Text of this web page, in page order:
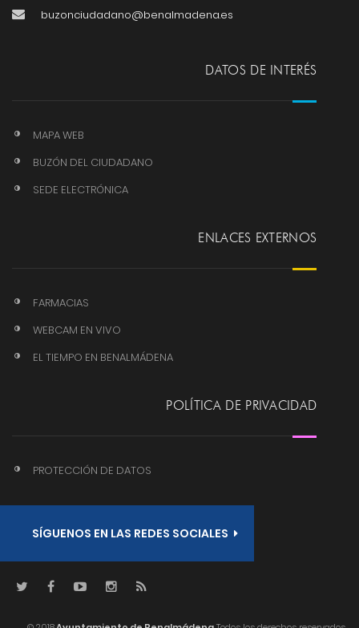
buzonciudadano@benalmadena.es
DATOS DE INTERÉS
MAPA WEB
BUZÓN DEL CIUDADANO
SEDE ELECTRÓNICA
ENLACES EXTERNOS
FARMACIAS
WEBCAM EN VIVO
EL TIEMPO EN BENALMÁDENA
POLÍTICA DE PRIVACIDAD
PROTECCIÓN DE DATOS
SÍGUENOS EN LAS REDES SOCIALES